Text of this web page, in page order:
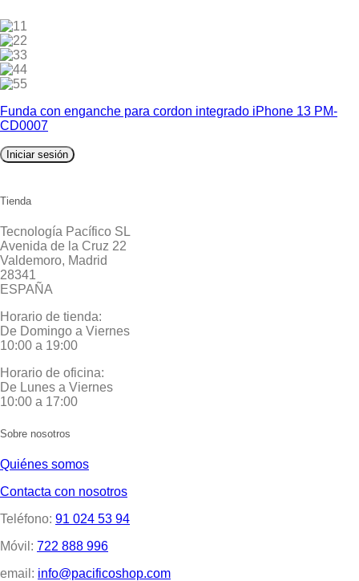
1
2
3
4
5
Funda con enganche para cordon integrado iPhone 13 PM-
CD0007
Iniciar sesión
Tienda
Tecnología Pacífico SL
Avenida de la Cruz 22
Valdemoro, Madrid
28341
ESPAÑA
Horario de tienda:
De Domingo a Viernes
10:00 a 19:00
Horario de oficina:
De Lunes a Viernes
10:00 a 17:00
Sobre nosotros
Quiénes somos
Contacta con nosotros
Teléfono: 91 024 53 94
Móvil: 722 888 996
email: info@pacificoshop.com